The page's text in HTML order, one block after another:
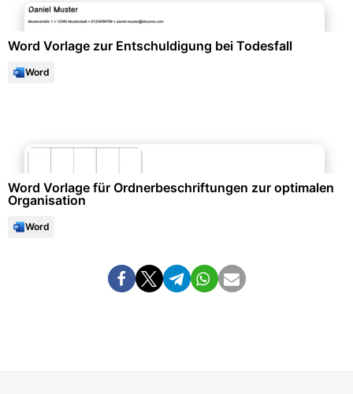
Word Vorlage zur Entschuldigung bei Todesfall
Word
Word Vorlage für Ordnerbeschriftungen zur optimalen
Organisation
Word